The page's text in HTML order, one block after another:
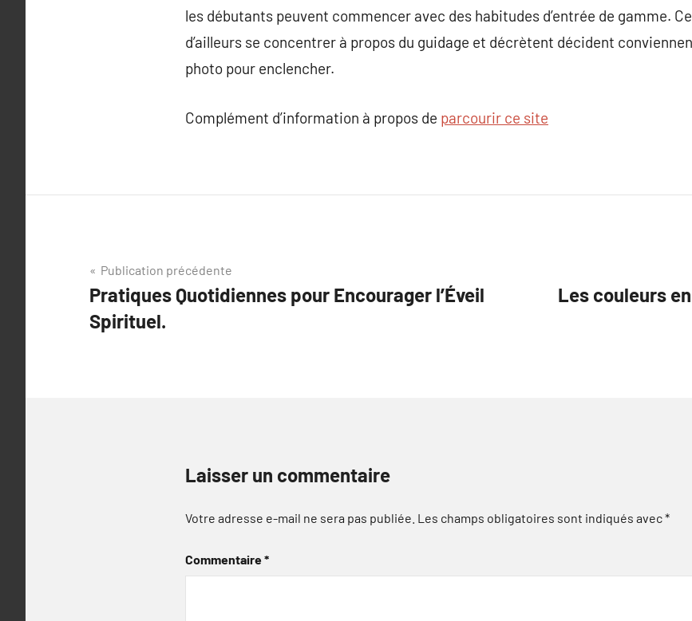
les débutants peuvent commencer avec des habitudes d’entrée de gamme.
d’ailleurs se concentrer à propos du guidage et décrètent décident
photo pour enclencher.
Complément d’information à propos de parcourir ce site
Navigation
de
l’article
Publication précédente
Pratiques Quotidiennes pour Encourager l’Éveil
Spirituel.
Les couleurs
Laisser un commentaire
Votre adresse e-mail ne sera pas publiée. Les champs obligatoires sont indiqués avec*
Commentaire*